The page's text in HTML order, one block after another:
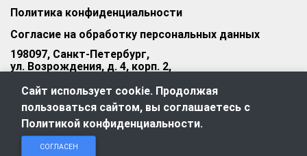
Политика конфиденциальности
Согласие на обработку персональных данных
198097, Санкт-Петербург,
ул. Возрождения, д. 4, корп. 2,
Режим работы офиса:
Пн–Пт: 09:00–18:00
+7 (812) 309-98-44
Чат в
Чат в
Сайт использует cookie. Продолжая
пользоваться сайтом, вы соглашаетесь с
Политикой конфиденциальности.
СОГЛАСЕН